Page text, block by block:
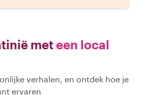
meteen local
verhalen, en ontdek hoe je
ervaren